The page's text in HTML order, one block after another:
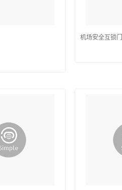
机场安全互锁门